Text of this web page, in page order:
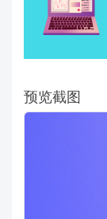
预览截图